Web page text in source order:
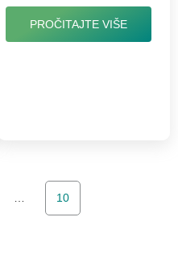
PROČITAJTE VIŠE
… 10